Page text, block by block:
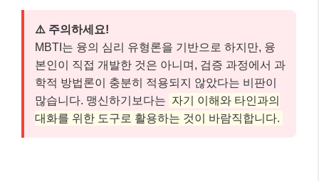
⚠️ 주의하세요!
MBTI는 융의 심리 유형론을 기반으로 하지만, 융
본인이 직접 개발한 것은 아니며, 검증 과정에서 과
학적 방법론이 충분히 적용되지 않았다는 비판이
많습니다. 맹신하기보다는 자기 이해와 타인과의
대화를 위한 도구로 활용하는 것이 바람직합니다.